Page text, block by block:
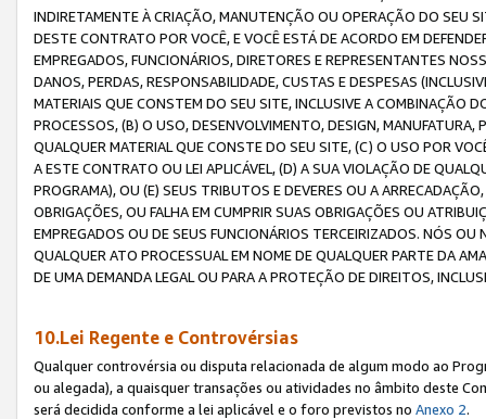
INDIRETAMENTE À CRIAÇÃO, MANUTENÇÃO OU OPERAÇÃO DO SEU
DESTE CONTRATO POR VOCÊ, E VOCÊ ESTÁ DE ACORDO EM
EMPREGADOS, FUNCIONÁRIOS, DIRETORES E REPRESENTANTES
DANOS, PERDAS, RESPONSABILIDADE, CUSTAS E DESPESAS
MATERIAIS QUE CONSTEM DO SEU SITE, INCLUSIVE A COMBINAÇÃO
PROCESSOS, (B) O USO, DESENVOLVIMENTO, DESIGN,
QUALQUER MATERIAL QUE CONSTE DO SEU SITE, (C) O USO POR
A ESTE CONTRATO OU LEI APLICÁVEL, (D) A SUA VIOLAÇÃO DE
PROGRAMA), OU (E) SEUS TRIBUTOS E DEVERES OU A
OBRIGAÇÕES, OU FALHA EM CUMPRIR SUAS OBRIGAÇÕES OU
EMPREGADOS OU DE SEUS FUNCIONÁRIOS TERCEIRIZADOS. NÓS
QUALQUER ATO PROCESSUAL EM NOME DE QUALQUER PARTE DA
DE UMA DEMANDA LEGAL OU PARA A PROTEÇÃO DE DIREITOS,
10.Lei Regente e Controvérsias
Qualquer controvérsia ou disputa relacionada de algum modo ao
ou alegada), a quaisquer transações ou atividades no âmbito deste
será decidida conforme a lei aplicável e o foro previstos no Anexo 2.